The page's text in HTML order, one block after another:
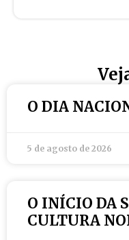
O DIA
5 de agosto de 2026
O INÍCIO DA
CULTURA